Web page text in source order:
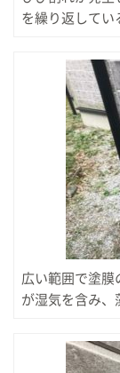
を繰り返してい
広い範囲で塗膜
が湿気を含み、